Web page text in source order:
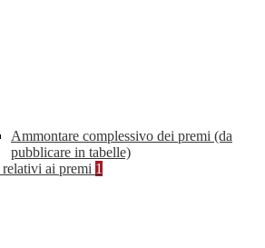
Ammontare complessivo dei premi (da
pubblicare in tabelle)
ai premi 1